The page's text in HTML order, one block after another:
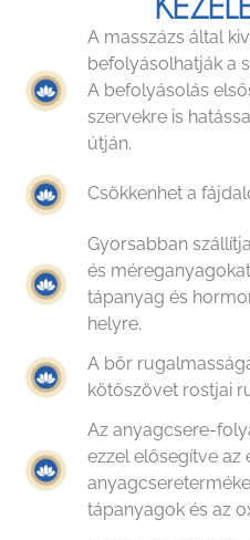
A masszázs által
befolyásolhatják a
A befolyásolás
szervekre is
útján.
Csökkenhet a
Gyorsabban
és
tápanyag és
helyre.
A bőr
kötőszövet rostjai
Az anyagcsere-
ezzel elősegítve az
tápanyagok és az